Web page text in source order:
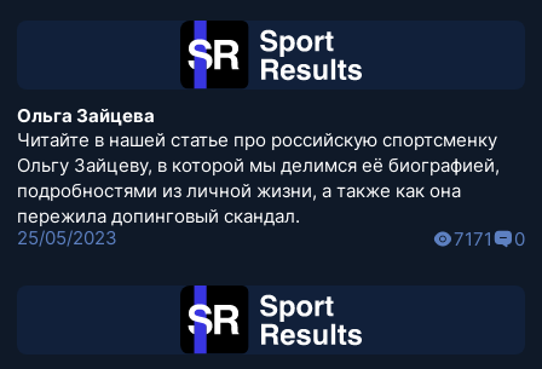
Ольга Зайцева
Читайте в нашей статье про российскую спортсменку
Ольгу Зайцеву, в которой мы делимся её биографией,
подробностями из личной жизни, а также как она
пережила допинговый скандал.
25/05/2023
7171 0